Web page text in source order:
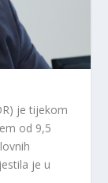
je tijekom
od 9,5
je u